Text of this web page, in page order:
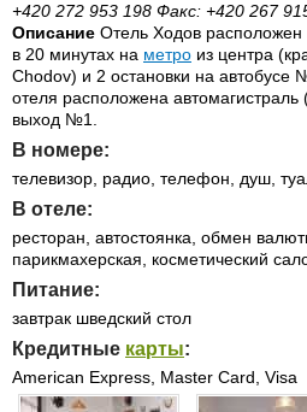
+420 272 953 198 Факс: +420 267
Описание Отель Ходов расположен
в 20 минутах на метро из центра
Chodov) и 2 остановки на автобусе
отеля расположена
выход №1.
В номере:
телевизор, радио, телефон, душ,
В отеле:
ресторан, автостоянка, обмен
парикмахерская, косметический
Питание:
завтрак шведский стол
Кредитные карты:
American Express, Master Card, Visa